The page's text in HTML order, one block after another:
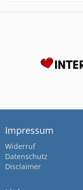
Impressum
Widerruf
Datenschutz
Disclaimer